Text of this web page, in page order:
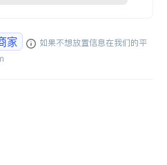
家
如果不想放置信息在我们的平